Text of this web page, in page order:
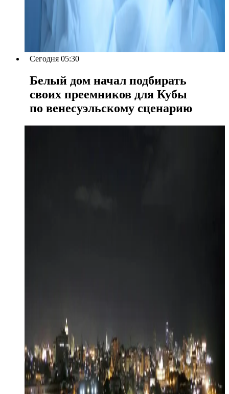
Сегодня 05:30
Белый дом начал подбирать
своих преемников для Кубы
по венесуэльскому сценарию